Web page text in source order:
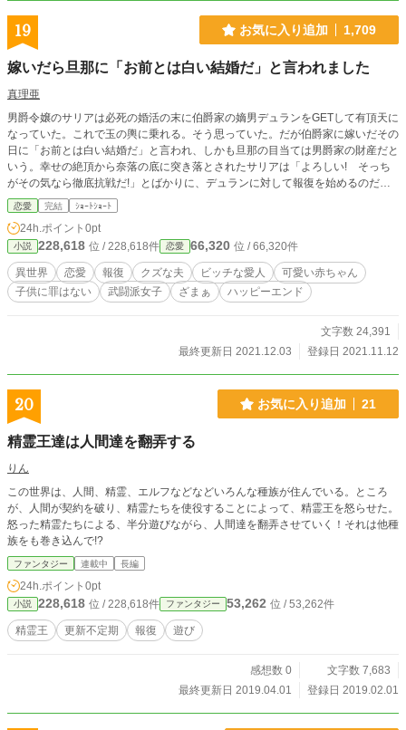
19 お気に入り追加 1,709
嫁いだら旦那に「お前とは白い結婚だ」と言われました
真理亜
男爵令嬢のサリアは必死の婚活の末に伯爵家の嫡男デュランをGETして有頂天に
なっていた。これで玉の輿に乗れる。そう思っていた。だが伯爵家に嫁いだその
日に「お前とは白い結婚だ」と言われ、しかも旦那の目当ては男爵家の財産だと
いう。幸せの絶頂から奈落の底に突き落とされたサリアは「よろしい! そっち
がその気なら徹底抗戦だ!」とばかりに、デュランに対して報復を始めるのだっ
た。
恋愛 完結 ｼｮｰﾄｼｮｰﾄ
24h.ポイント 0pt
小説 228,618 位 / 228,618件 恋愛 66,320 位 / 66,320件
異世界 恋愛 報復 クズな夫 ビッチな愛人
可愛い赤ちゃん
子供に罪はない
武闘派女子 ざまぁ ハッピーエンド
文字数 24,391
最終更新日 2021.12.03
登録日 2021.11.12
20 お気に入り追加 21
精霊王達は人間達を翻弄する
りん
この世界は、人間、精霊、エルフなどなどいろんな種族が住んでいる。ところ
が、人間が契約を破り、精霊たちを使役することによって、精霊王を怒らせた。
怒った精霊たちによる、半分遊びながら、人間達を翻弄させていく！それは他種
族をも巻き込んで!?
ファンタジー 連載中 長編
24h.ポイント 0pt
小説 228,618 位 / 228,618件 ファンタジー 53,262 位 / 53,262件
精霊王 更新不定期 報復 遊び
感想数 0
文字数 7,683
最終更新日 2019.04.01
登録日 2019.02.01